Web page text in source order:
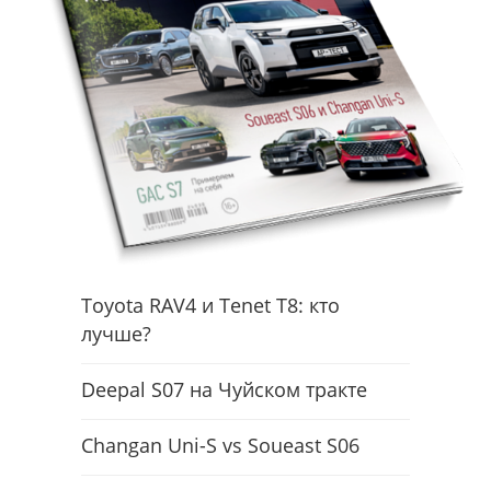
Toyota RAV4 и Tenet T8: кто
лучше?
Deepal S07 на Чуйском тракте
Changan Uni-S vs Soueast S06